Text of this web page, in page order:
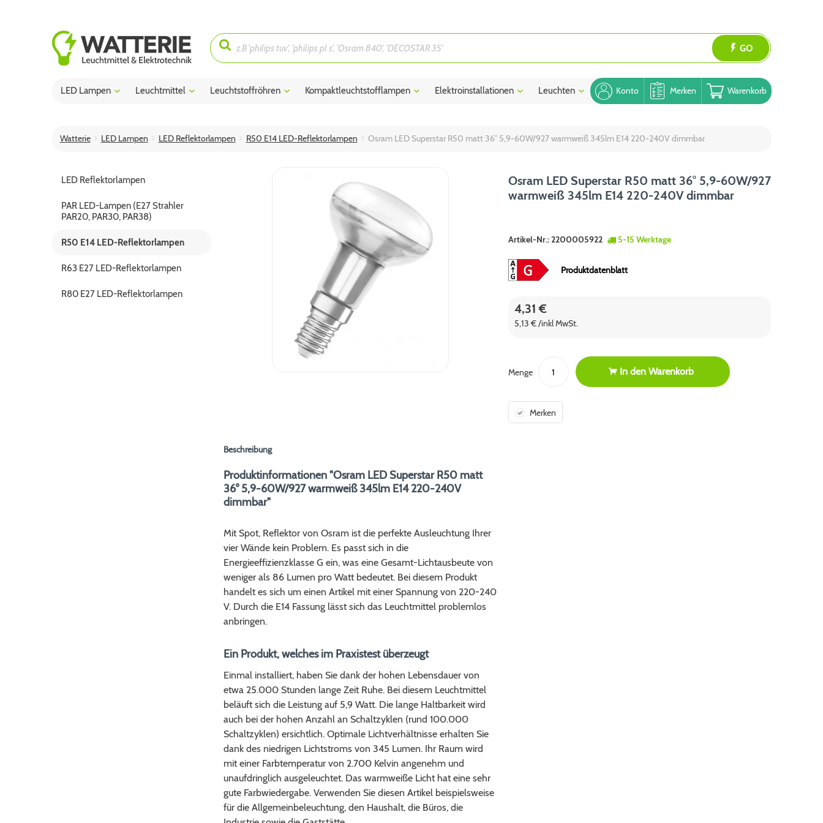
GO
Konto Merken Warenkorb
LED Lampen Leuchtmittel Leuchtstoffröhren Kompaktleuchtstofflampen Elektroinstallationen Leuchten Blog
Watterie LED Lampen LED Reflektorlampen R50 E14 LED-Reflektorlampen Osram LED Superstar R50 matt 36° 5,9-60W/927 warmweiß 345lm E14 220-240V dimmbar
LED Reflektorlampen
PAR LED-Lampen (E27 Strahler
PAR20, PAR30, PAR38)
R50 E14 LED-Reflektorlampen
R63 E27 LED-Reflektorlampen
R80 E27 LED-Reflektorlampen
Osram LED Superstar R50 matt 36° 5,9-60W/927
warmweiß 345lm E14 220-240V dimmbar
Artikel-Nr.:2200005922 5-15 Werktage
Produktdatenblatt
4,31 €
5,13 € /inkl MwSt.
Menge In den Warenkorb
Merken
Beschreibung
Produktinformationen "Osram LED Superstar R50 matt
36° 5,9-60W/927 warmweiß 345lm E14 220-240V
dimmbar"
Mit Spot, Reflektor von Osram ist die perfekte Ausleuchtung Ihrer
vier Wände kein Problem. Es passt sich in die
Energieeffizienzklasse G ein, was eine Gesamt-Lichtausbeute von
weniger als 86 Lumen pro Watt bedeutet. Bei diesem Produkt
handelt es sich um einen Artikel mit einer Spannung von 220-240
V. Durch die E14 Fassung lässt sich das Leuchtmittel problemlos
anbringen.
Ein Produkt, welches im Praxistest überzeugt
Einmal installiert, haben Sie dank der hohen Lebensdauer von
etwa 25.000 Stunden lange Zeit Ruhe. Bei diesem Leuchtmittel
beläuft sich die Leistung auf 5,9 Watt. Die lange Haltbarkeit wird
auch bei der hohen Anzahl an Schaltzyklen (rund 100.000
Schaltzyklen) ersichtlich. Optimale Lichtverhältnisse erhalten Sie
dank des niedrigen Lichtstroms von 345 Lumen. Ihr Raum wird
mit einer Farbtemperatur von 2.700 Kelvin angenehm und
unaufdringlich ausgeleuchtet. Das warmweiße Licht hat eine sehr
gute Farbwiedergabe. Verwenden Sie diesen Artikel beispielsweise
für die Allgemeinbeleuchtung, den Haushalt, die Büros, die